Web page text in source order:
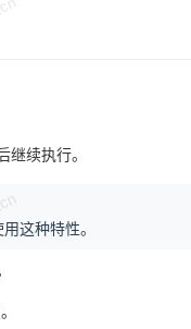
续执行。
这种特性。